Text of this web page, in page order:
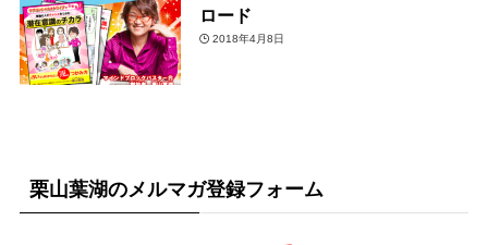
ロード
2018年4月8日
栗山葉湖のメルマガ登録フォーム